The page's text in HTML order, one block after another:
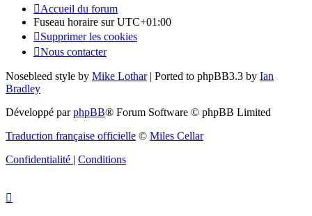
Accueil du forum
Fuseau horaire surUTC+01:00
Supprimer les cookies
Nous contacter
Nosebleed style by Mike Lothar| Ported to phpBB3.3 by Ian
Bradley
Développé parphpBB® Forum Software © phpBB Limited
Traduction française officielle © Miles Cellar
Confidentialité | Conditions